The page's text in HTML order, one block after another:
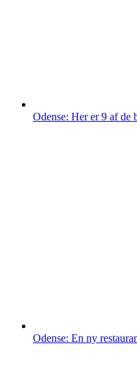
Odense: Her er 9 af de
Odense: En ny